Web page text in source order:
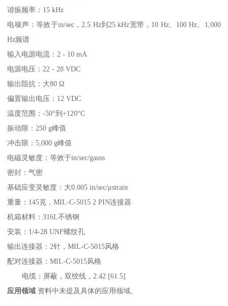
谐振频率：15 kHz
电噪声：等效于in/sec，2.5 Hz到25 kHz宽带，10 Hz、100 Hz、1,000
Hz频谱
输入电源电流：2 - 10 mA
电源电压：22 - 28 VDC
输出阻抗：大80 Ω
偏置输出电压：12 VDC
温度范围：-50°到+120°C
振动限：250 g峰值
冲击限：5,000 g峰值
电磁灵敏度：等效于in/sec/gauss
密封：气密
基础应变灵敏度：大0.005 in/sec/μstrain
重量：145克，MIL-C-5015 2 PIN连接器
机箱材料：316L不锈钢
安装：1/4-28 UNF螺纹孔
输出连接器：2针，MIL-C-5015风格
配对连接器：MIL-C-5015风格
电缆：屏蔽，双绞线，2.42 [61.5]
应用领域 资料中未提及具体的应用领域。